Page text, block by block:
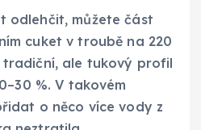
odlehčit, můžete část
cuket v troubě na 220
tradiční, ale tukový profil
%. V takovém
o něco více vody z